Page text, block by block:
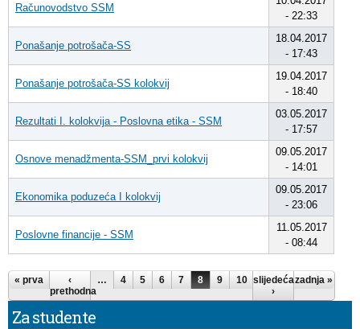
Računovodstvo SSM
- 22:33
Ponašanje potrošača-SS
18.04.2017
- 17:43
Ponašanje potrošača-SS kolokvij
19.04.2017
- 18:40
Rezultati I. kolokvija - Poslovna etika - SSM
03.05.2017
- 17:57
Osnove menadžmenta-SSM_prvi kolokvij
09.05.2017
- 14:01
Ekonomika poduzeća I kolokvij
09.05.2017
- 23:06
Poslovne financije - SSM
11.05.2017
- 08:44
Stranice
« prva
‹
prethodna
… 4 5 6 7 8 9 10 11 12 …
slijedeća
›
zadnja »
Za studente